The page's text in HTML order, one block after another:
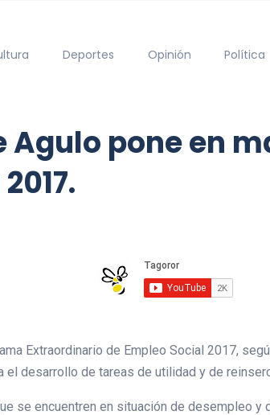
Deportes Opinión Política
pone en
Extraordinario de Empleo Social 2017,
el desarrollo de tareas de utilidad y de
se encuentren en situación de desempleo